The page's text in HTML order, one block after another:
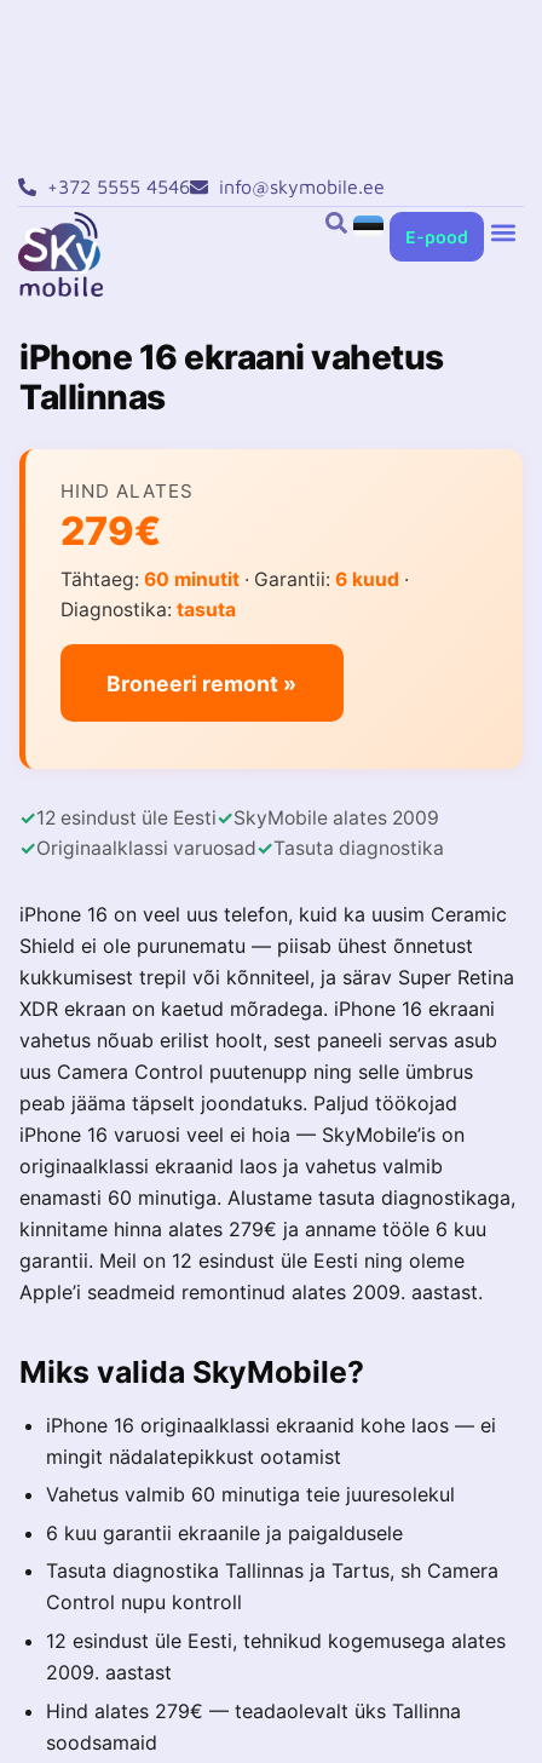
+372 5555 4546 info@skymobile.ee
E-pood
iPhone 16 ekraani vahetus
Tallinnas
HIND ALATES
279€
Tähtaeg: 60 minutit· Garantii: 6 kuud ·
Diagnostika: tasuta
Broneeri remont »
12 esindust üle Eesti
SkyMobile alates 2009
Originaalklassi varuosad
Tasuta diagnostika
iPhone 16 on veel uus telefon, kuid ka uusim Ceramic
Shield ei ole purunematu — piisab ühest õnnetust
kukkumisest trepil või kõnniteel, ja särav Super Retina
XDR ekraan on kaetud mõradega. iPhone 16 ekraani
vahetus nõuab erilist hoolt, sest paneeli servas asub
uus Camera Control puutenupp ning selle ümbrus
peab jääma täpselt joondatuks. Paljud töökojad
iPhone 16 varuosi veel ei hoia — SkyMobile’is on
originaalklassi ekraanid laos ja vahetus valmib
enamasti 60 minutiga. Alustame tasuta diagnostikaga,
kinnitame hinna alates 279€ ja anname tööle 6 kuu
garantii. Meil on 12 esindust üle Eesti ning oleme
Apple’i seadmeid remontinud alates 2009. aastast.
Miks valida SkyMobile?
iPhone 16 originaalklassi ekraanid kohe laos — ei
mingit nädalatepikkust ootamist
Vahetus valmib 60 minutiga teie juuresolekul
6 kuu garantii ekraanile ja paigaldusele
Tasuta diagnostika Tallinnas ja Tartus, sh Camera
Control nupu kontroll
12 esindust üle Eesti, tehnikud kogemusega alates
2009. aastast
Hind alates 279€ — teadaolevalt üks Tallinna
soodsamaid